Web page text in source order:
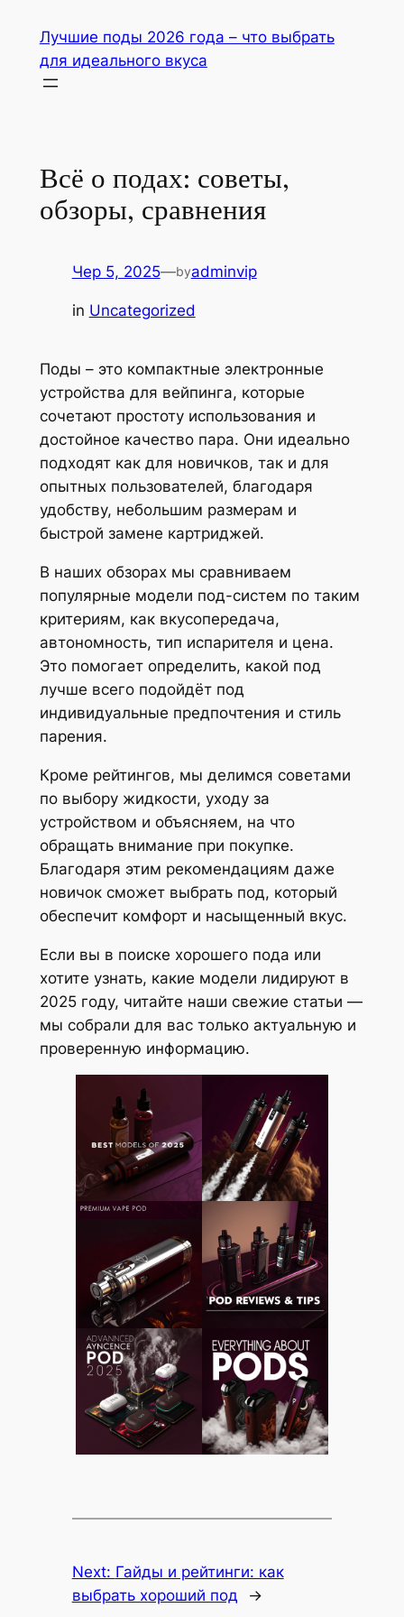
вмісту
Лучшие поды 2026 года – что выбрать
для идеального вкуса
Всё о подах: советы,
обзоры, сравнения
Чер 5, 2025—byadminvip
in Uncategorized
Поды – это компактные электронные
устройства для вейпинга, которые
сочетают простоту использования и
достойное качество пара. Они идеально
подходят как для новичков, так и для
опытных пользователей, благодаря
удобству, небольшим размерам и
быстрой замене картриджей.
В наших обзорах мы сравниваем
популярные модели под-систем по таким
критериям, как вкусопередача,
автономность, тип испарителя и цена.
Это помогает определить, какой под
лучше всего подойдёт под
индивидуальные предпочтения и стиль
парения.
Кроме рейтингов, мы делимся советами
по выбору жидкости, уходу за
устройством и объясняем, на что
обращать внимание при покупке.
Благодаря этим рекомендациям даже
новичок сможет выбрать под, который
обеспечит комфорт и насыщенный вкус.
Если вы в поиске хорошего пода или
хотите узнать, какие модели лидируют в
2025 году, читайте наши свежие статьи —
мы собрали для вас только актуальную и
проверенную информацию.
Next: Гайды и рейтинги: как
выбрать хороший под
→